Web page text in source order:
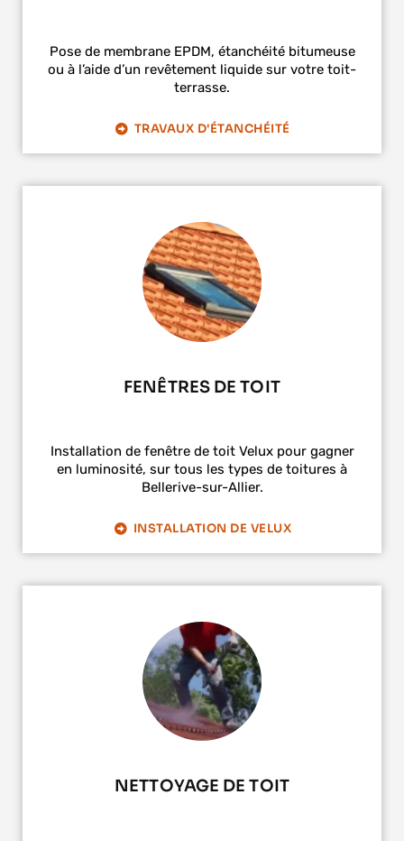
Pose de membrane EPDM, étanchéité bitumeuse
ou à l’aide d’un revêtement liquide sur votre toit-
terrasse.
TRAVAUX D'ÉTANCHÉITÉ
FENÊTRES DE TOIT
Installation de fenêtre de toit Velux pour gagner
en luminosité, sur tous les types de toitures à
Bellerive-sur-Allier.
INSTALLATION DE VELUX
NETTOYAGE DE TOIT